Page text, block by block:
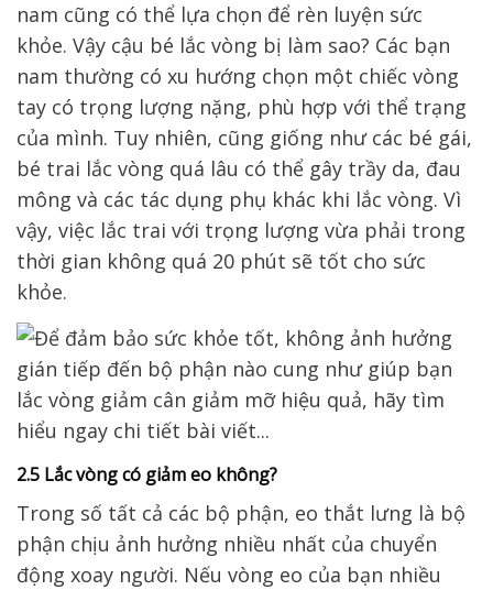
nam cũng có thể lựa chọn để rèn luyện sức
khỏe. Vậy cậu bé lắc vòng bị làm sao? Các bạn
nam thường có xu hướng chọn một chiếc vòng
tay có trọng lượng nặng, phù hợp với thể trạng
của mình. Tuy nhiên, cũng giống như các bé gái,
bé trai lắc vòng quá lâu có thể gây trầy da, đau
mông và các tác dụng phụ khác khi lắc vòng. Vì
vậy, việc lắc trai với trọng lượng vừa phải trong
thời gian không quá 20 phút sẽ tốt cho sức
khỏe.
2.5 Lắc vòng có giảm eo không?
Trong số tất cả các bộ phận, eo thắt lưng là bộ
phận chịu ảnh hưởng nhiều nhất của chuyển
động xoay người. Nếu vòng eo của bạn nhiều